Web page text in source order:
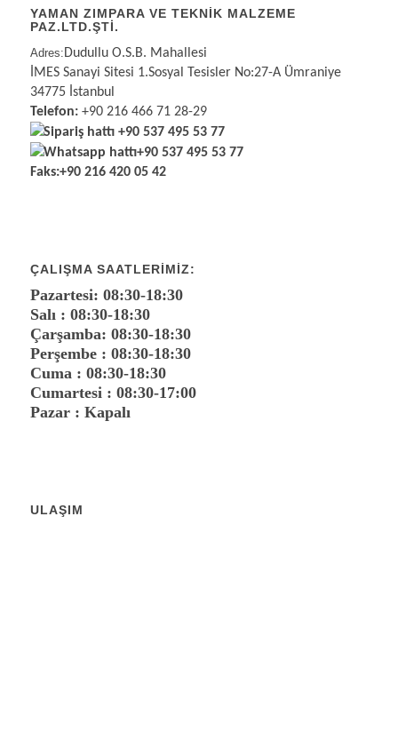
YAMAN ZIMPARA VE TEKNİK MALZEME
PAZ.LTD.ŞTİ.
Adres: Dudullu O.S.B. Mahallesi
İMES Sanayi Sitesi 1.Sosyal Tesisler No:27-A Ümraniye
34775 İstanbul
Telefon:+90 216 466 71 28-29
Sipariş hattı +90 537 495 53 77
Whatsapp hattı+90 537 495 53 77
Faks:+90 216 420 05 42
ÇALIŞMA SAATLERIMIZ:
Pazartesi: 08:30-18:30
Salı : 08:30-18:30
Çarşamba: 08:30-18:30
Perşembe : 08:30-18:30
Cuma : 08:30-18:30
Cumartesi : 08:30-17:00
Pazar : Kapalı
ULAŞIM